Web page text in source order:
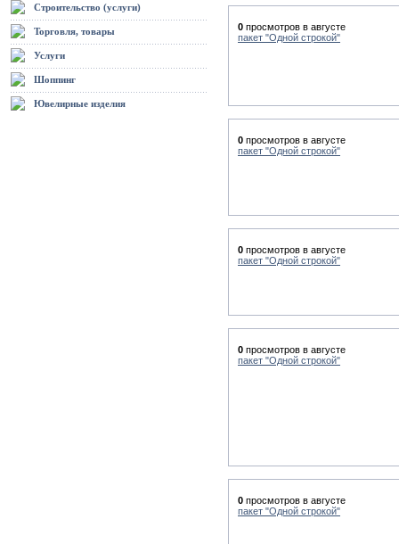
Строительство (услуги)
Торговля, товары
Услуги
Шоппинг
Ювелирные изделия
0 просмотров в августе
пакет "Одной строкой"
0 просмотров в августе
пакет "Одной строкой"
0 просмотров в августе
пакет "Одной строкой"
0 просмотров в августе
пакет "Одной строкой"
0 просмотров в августе
пакет "Одной строкой"